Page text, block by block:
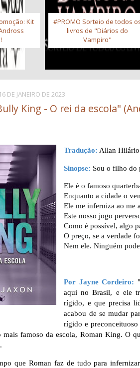
Kit
#PROMO Sorteio de todos
livros de "Diários do
Vampiro"
DE JANEIRO DE 2023
King - O rei da escola"
Tradução: Allan Hilário
Sinopse: Sou o filho do
Ele é o famoso
Enquanto a cidade o
Ele me inferniza ao me
Este nosso jogo
Como é possível, algo
O preço, se a verdade
Nem ele. Ninguém pode
Por Jayne Cordeiro:
aqui no Brasil, e ele
rígido, e que precisa
acabou de se mudar
rígido e preconceituoso
famoso da escola, Roman King. O
que Roman faz de tudo para